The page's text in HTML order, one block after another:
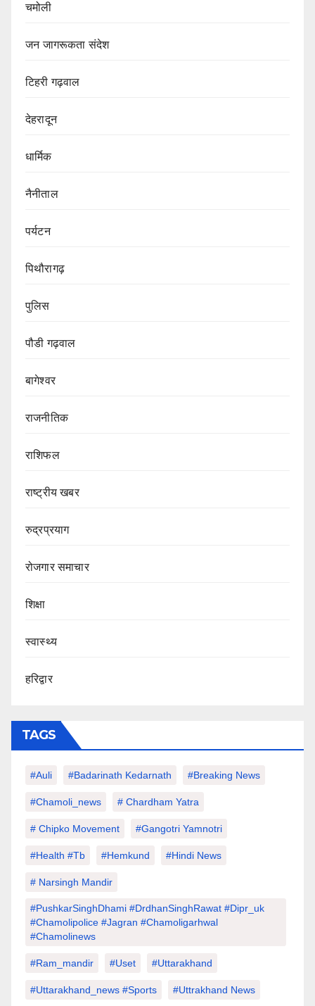
चमोली
जन जागरूकता संदेश
टिहरी गढ़वाल
देहरादून
धार्मिक
नैनीताल
पर्यटन
पिथौरागढ़
पुलिस
पौडी गढ़वाल
बागेश्वर
राजनीतिक
राशिफल
राष्ट्रीय खबर
रुद्रप्रयाग
रोजगार समाचार
शिक्षा
स्वास्थ्य
हरिद्वार
TAGS
#auli #Badarinath Kedarnath #Breaking News
#chamoli_news # Chardham Yatra
# Chipko Movement #Gangotri Yamnotri
#Health #tb #hemkund #hindi News
# Narsingh Mandir
#PushkarSinghDhami #drdhanSinghRawat #dipr_uk
#chamolipolice #Jagran #chamoligarhwal
#chamolinews
#Ram_mandir #uset #uttarakhand
#Uttarakhand_news #sports #Uttrakhand News